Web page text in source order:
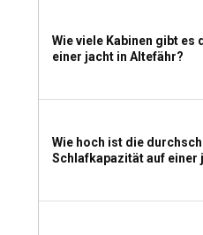
jedoch immer eine Option.
Altefähr zu chartern?
Altefähr verlangt von
Lizenz zum Yachtcharter
Segelerlebnis jedoch ohne
möglich. Das Fachwissen
Wie viele Kabinen gibt
einer jacht in Altefähr?
Wie hoch ist die
Schlafkapazität auf einer